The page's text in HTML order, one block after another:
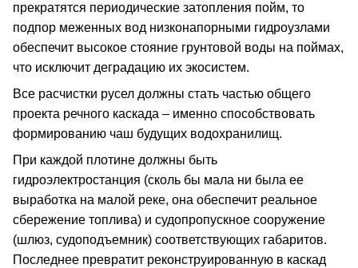
прекратятся периодические затопления пойм, то
подпор меженных вод низконапорными гидроузлами
обеспечит высокое стояние грунтовой воды на поймах,
что исключит деградацию их экосистем.
Все расчистки русел должны стать частью общего
проекта речного каскада – именно способствовать
формированию чаш будущих водохранилищ.
При каждой плотине должны быть
гидроэлектростанция (сколь бы мала ни была ее
выработка на малой реке, она обеспечит реальное
сбережение топлива) и судопропускное сооружение
(шлюз, судоподъемник) соответствующих габаритов.
Последнее превратит реконструированную в каскад